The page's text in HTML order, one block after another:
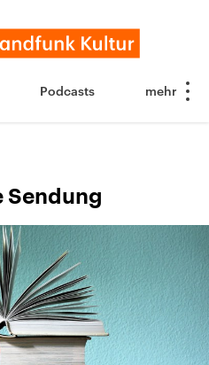
Podcasts
Sendung